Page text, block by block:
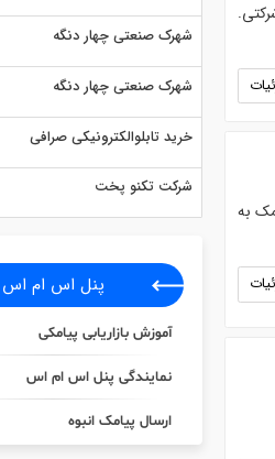
به
شهرک صنعتی چهار دنگه
شهرک صنعتی چهار دنگه
خرید تابلوالکترونیکی صرافی
شرکت تکنو پخت
پنل اس ام اس
آموزش بازاریابی پیامکی
نمایندگی پنل اس ام اس
ارسال پیامک انبوه